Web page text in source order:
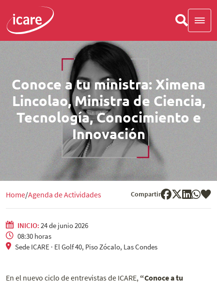
Conoce a tu ministra: Ximena
Lincolao, Ministra de Ciencia,
Tecnología, Conocimiento e
Innovación
Home Agenda de Actividades Compartir
INICIO: 24 de junio 2026
08:30 horas
Sede ICARE · El Golf 40, Piso Zócalo, Las Condes
En el nuevo ciclo de entrevistas de ICARE, “Conoce a tu